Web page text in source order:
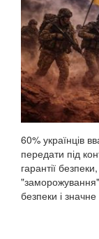
60% українців
передати під
гарантії
"заморожування"
безпеки і